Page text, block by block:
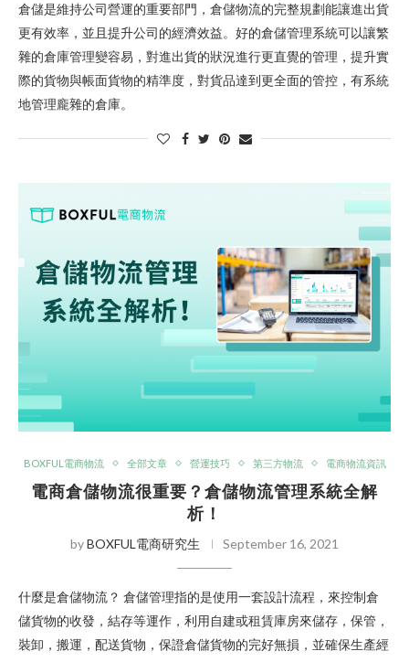
倉儲是維持公司營運的重要部門，倉儲物流的完整規劃能讓進出貨
更有效率，並且提升公司的經濟效益。好的倉儲管理系統可以讓繁
雜的倉庫管理變容易，對進出貨的狀況進行更直覺的管理，提升實
際的貨物與帳面貨物的精準度，對貨品達到更全面的管控，有系統
地管理龐雜的倉庫。
BOXFUL電商物流 全部文章 營運技巧 第三方物流 電商物流資訊
電商倉儲物流很重要？倉儲物流管理系統全解
析！
byBOXFUL電商研究生 September 16, 2021
什麼是倉儲物流？ 倉儲管理指的是使用一套設計流程，來控制倉
儲貨物的收發，結存等運作，利用自建或租賃庫房來儲存，保管，
裝卸，搬運，配送貨物，保證倉儲貨物的完好無損，並確保生產經